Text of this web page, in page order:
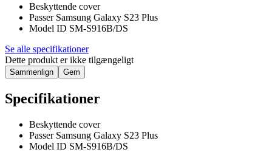
Beskyttende cover
Passer Samsung Galaxy S23 Plus
Model ID SM-S916B/DS
Se alle specifikationer
Dette produkt er ikke tilgængeligt
Sammenlign Gem
Specifikationer
Beskyttende cover
Passer Samsung Galaxy S23 Plus
Model ID SM-S916B/DS